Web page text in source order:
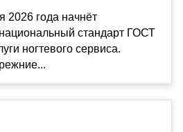
2026 года начнёт
стандарт ГОСТ
ногтевого сервиса.